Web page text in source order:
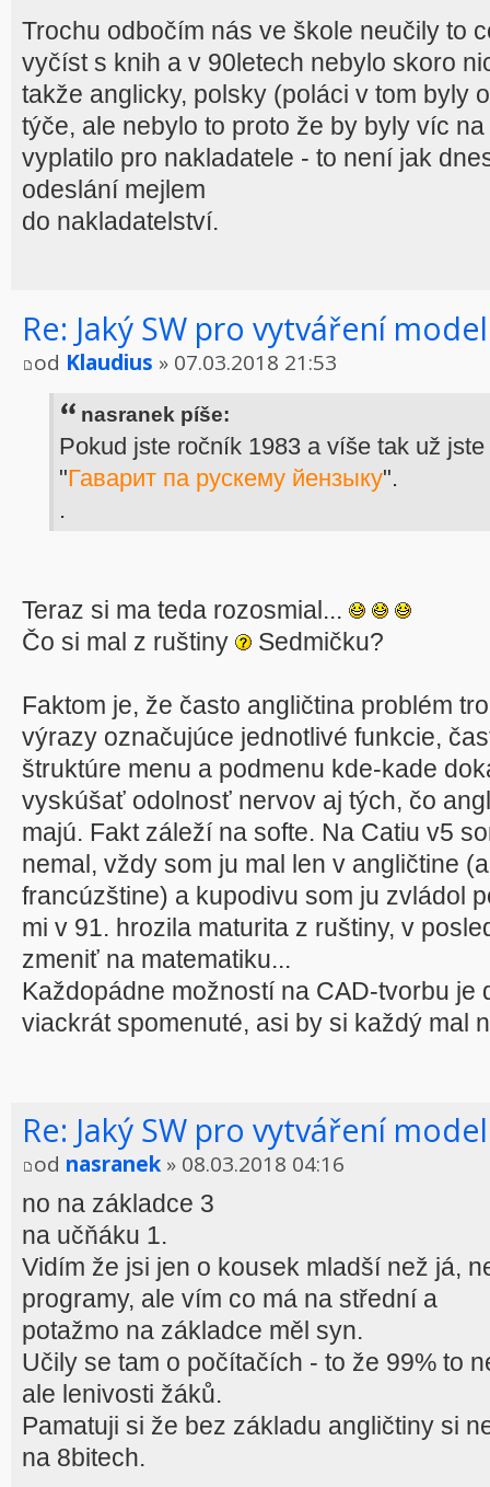
Trochu odbočím nás ve škole neučily to
vyčíst s knih a v 90letech nebylo skoro
takže anglicky, polsky (poláci v tom byly
týče, ale nebylo to proto že by byly víc
vyplatilo pro nakladatele - to není jak
odeslání mejlem
do nakladatelství.
Re: Jaký SW pro vytváření
od Klaudius » 07.03.2018 21:53
nasranek píše:
Pokud jste ročník 1983 a víše tak už
"Гаварит па рускему йензыку".
.
Teraz si ma teda rozosmial...
Čo si mal z ruštiny
Sedmičku?
Faktom je, že často angličtina problém
výrazy označujúce jednotlivé funkcie,
štruktúre menu a podmenu kde-kade
vyskúšať odolnosť nervov aj tých, čo
majú. Fakt záleží na softe. Na Catiu v5
nemal, vždy som ju mal len v angličtine
francúzštine) a kupodivu som ju zvládol
mi v 91. hrozila maturita z ruštiny, v
zmeniť na matematiku...
Každopádne možností na CAD-tvorbu je
viackrát spomenuté, asi by si každý mal
Re: Jaký SW pro vytváření
od nasranek » 08.03.2018 04:16
no na základce 3
na učňáku 1.
Vidím že jsi jen o kousek mladší než já,
programy, ale vím co má na střední a
potažmo na základce měl syn.
Učily se tam o počítačích - to že 99% to
ale lenivosti žáků.
Pamatuji si že bez základu angličtiny si
na 8bitech.